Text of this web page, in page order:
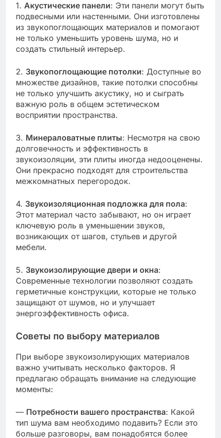
1. Акустические панели: Эти панели могут быть
подвесными или настенными. Они изготовлены
из звукопоглощающих материалов и помогают
не только уменьшить уровень шума, но и
создать стильный интерьер.
2. Звукопоглощающие потолки: Доступные во
множестве дизайнов, такие потолки способны
не только улучшить акустику, но и сыграть
важную роль в общем эстетическом
восприятии пространства.
3. Минераловатные плиты: Несмотря на свою
долговечность и эффективность в
звукоизоляции, эти плиты иногда недооценены.
Они прекрасно подходят для строительства
межкомнатных перегородок.
4. Звукоизоляционная подложка для пола:
Этот материал часто забывают, но он играет
ключевую роль в уменьшении звуков,
возникающих от шагов, стульев и другой
мебели.
5. Звукоизолирующие двери и окна:
Современные технологии позволяют создать
герметичные конструкции, которые не только
защищают от шумов, но и улучшает
энергоэффективность офиса.
Советы по выбору материалов
При выборе звукоизолирующих материалов
важно учитывать несколько факторов. Я
предлагаю обращать внимание на следующие
моменты:
— Потребности вашего пространства: Какой
тип шума вам необходимо подавить? Если это
больше разговоры, вам понадобятся более